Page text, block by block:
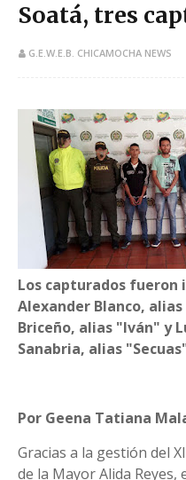
Soatá, tres
G.E.W.E.B. CHICAMOCHA NEWS
Los capturados fueron
Alexander Blanco,
Briceño, alias "Iván" y
Sanabria, alias
Por Geena Tatiana
Gracias a la gestión del
de la Mayor Alida